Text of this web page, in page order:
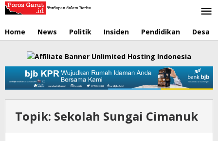
Lewati
ke
Home News Politik Insiden Pendidikan Desa
Topik: Sekolah Sungai Cimanuk